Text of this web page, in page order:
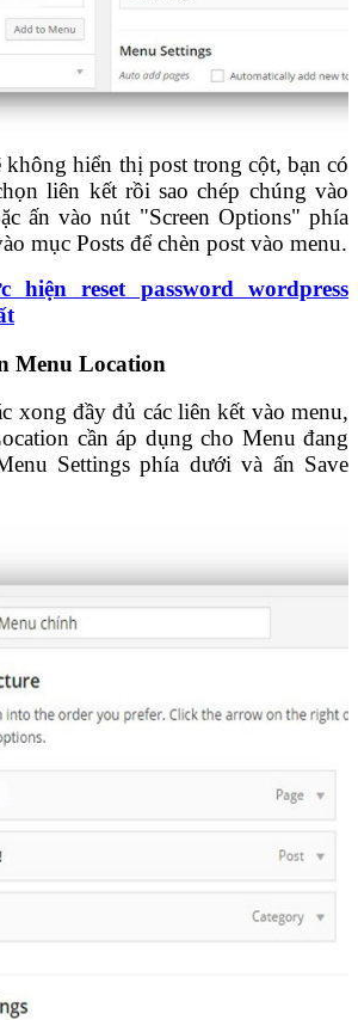
không hiển thị post trong cột, bạn có
liên kết rồi sao chép chúng vào
ấn vào nút "Screen Options" phía
mục Posts để chèn post vào menu.
hiện reset password wordpress
Menu Location
xong đầy đủ các liên kết vào menu,
cần áp dụng cho Menu đang
Settings phía dưới và ấn Save